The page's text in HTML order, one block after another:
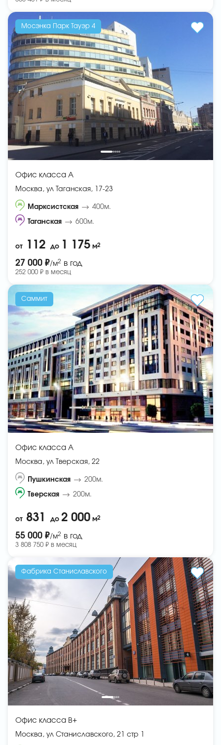
Мосэнка Парк Тауэр 4
Офис класса A
Москва, ул Таганская, 17-23
Марксистская 400м.
Таганская 600м.
от 112 до 1 175 м2
27 000 ₽/м2 в год
252 000 ₽ в месяц
Саммит
Офис класса A
Москва, ул Тверская, 22
Пушкинская 200м.
Тверская 200м.
от 831 до 2 000 м2
55 000 ₽/м2 в год
3 808 750 ₽ в месяц
Фабрика Станиславского
Офис класса B+
Москва, ул Станиславского, 21 стр 1